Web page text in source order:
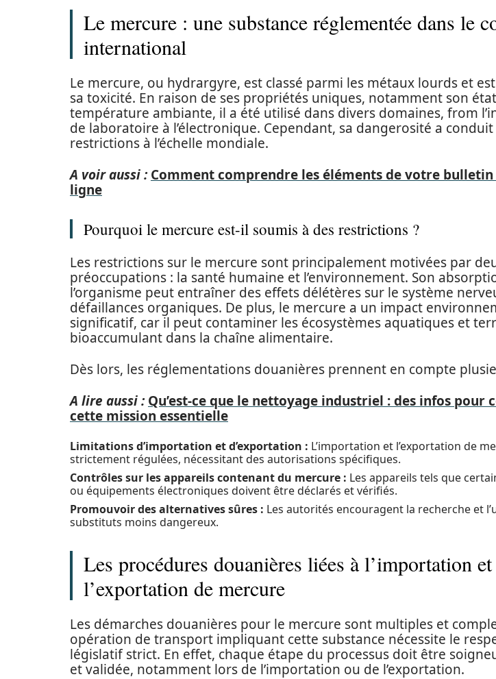
Le mercure : une substance réglementée dans le
international
Le mercure, ou hydrargyre, est classé parmi les métaux lourds et
sa toxicité. En raison de ses propriétés uniques, notamment son
température ambiante, il a été utilisé dans divers domaines, from
de laboratoire à l’électronique. Cependant, sa dangerosité a conduit
restrictions à l’échelle mondiale.
A voir aussi : Comment comprendre les éléments de votre bulletin
ligne
Pourquoi le mercure est-il soumis à des restrictions ?
Les restrictions sur le mercure sont principalement motivées par
préoccupations : la santé humaine et l’environnement. Son
l’organisme peut entraîner des effets délétères sur le système
défaillances organiques. De plus, le mercure a un impact
significatif, car il peut contaminer les écosystèmes aquatiques et
bioaccumulant dans la chaîne alimentaire.
Dès lors, les réglementations douanières prennent en compte
A lire aussi : Qu’est-ce que le nettoyage industriel : des infos pour
cette mission essentielle
Limitations d’importation et d’exportation : L’importation et l’exportation de
strictement régulées, nécessitant des autorisations spécifiques.
Contrôles sur les appareils contenant du mercure : Les appareils tels que
ou équipements électroniques doivent être déclarés et vérifiés.
Promouvoir des alternatives sûres : Les autorités encouragent la recherche et
substituts moins dangereux.
Les procédures douanières liées à l’importation et
l’exportation de mercure
Les démarches douanières pour le mercure sont multiples et
opération de transport impliquant cette substance nécessite le
législatif strict. En effet, chaque étape du processus doit être
et validée, notamment lors de l’importation ou de l’exportation.